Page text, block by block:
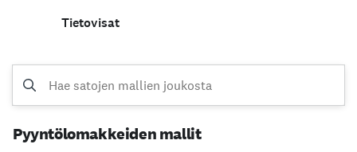
Tietovisat
Pyyntölomakkeiden mallit